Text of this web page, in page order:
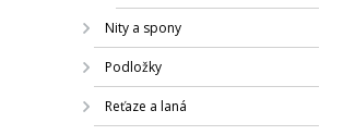
Nity a spony
Podložky
Reťaze a laná